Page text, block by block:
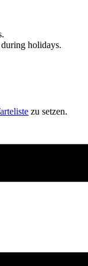
holidays.
zu setzen.